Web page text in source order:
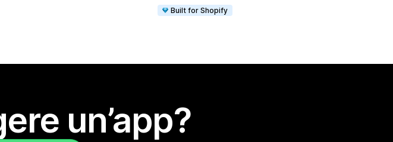
Built for Shopify
un’app?